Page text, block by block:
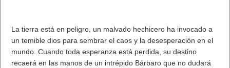
La tierra está en peligro, un malvado hechicero ha invocado a
un temible dios para sembrar el caos y la desesperación en el
mundo. Cuando toda esperanza está perdida, su destino
recaerá en las manos de un intrépido Bárbaro que no dudará